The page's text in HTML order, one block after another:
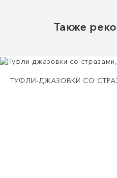
Также
ТУФЛИ-ДЖАЗОВКИ СО